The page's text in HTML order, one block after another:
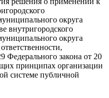
округа
внутригородского
округа
Федерального закона от 20
принципах организации
системе публичной